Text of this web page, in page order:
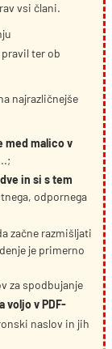
vsi člani.
ter ob
najrazličnejše
med malico v
in si s tem
odpornega
začne razmišljati
je primerno
za spodbujanje
voljo v PDF-
naslov in jih